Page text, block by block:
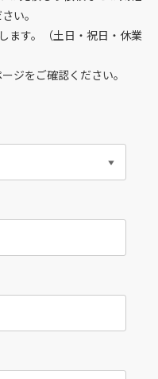
い。
ます。（土日・祝日・休業
ジをご確認ください。